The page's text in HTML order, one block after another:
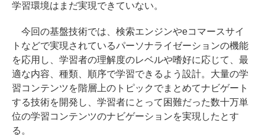
学習環境はまだ実現できていない。
今回の基盤技術では、検索エンジンやeコマースサイ
トなどで実現されているパーソナライゼーションの機能
を応用し、学習者の理解度のレベルや嗜好に応じて、最
適な内容、種類、順序で学習できるよう設計。大量の学
習コンテンツを階層上のトピックでまとめてナビゲート
する技術を開発し、学習者にとって困難だった数十万単
位の学習コンテンツのナビゲーションを実現したとす
る。